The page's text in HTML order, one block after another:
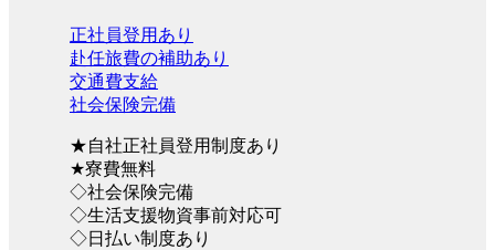
正社員登用あり
赴任旅費の補助あり
交通費支給
社会保険完備
★自社正社員登用制度あり
★寮費無料
◇社会保険完備
◇生活支援物資事前対応可
◇日払い制度あり